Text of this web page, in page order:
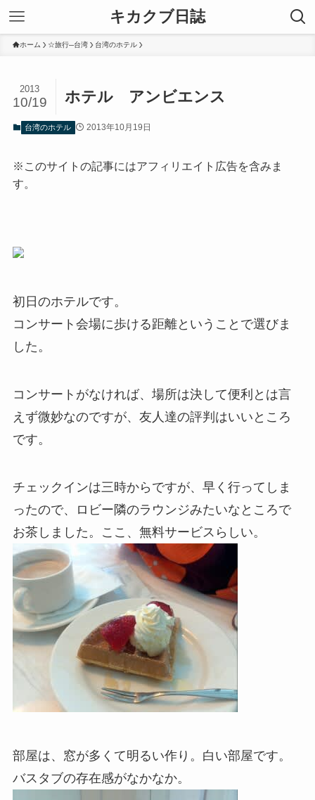
キカクブ日誌
ホーム ☆旅行─台湾 台湾のホテル
ホテル アンビエンス
2013
10/19
台湾のホテル 2013年10月19日
※このサイトの記事にはアフィリエイト広告を含みま
す。
初日のホテルです。
コンサート会場に歩ける距離ということで選びま
した。
コンサートがなければ、場所は決して便利とは言
えず微妙なのですが、友人達の評判はいいところ
です。
チェックインは三時からですが、早く行ってしま
ったので、ロビー隣のラウンジみたいなところで
お茶しました。ここ、無料サービスらしい。
部屋は、窓が多くて明るい作り。白い部屋です。
バスタブの存在感がなかなか。